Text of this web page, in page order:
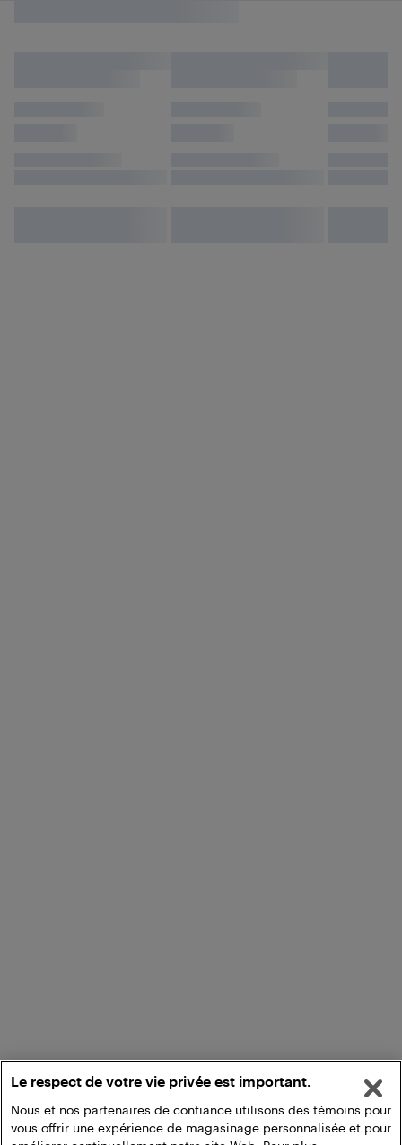
Le respect de votre vie privée est important.
Nous et nos partenaires de confiance utilisons des témoins pour
vous offrir une expérience de magasinage personnalisée et pour